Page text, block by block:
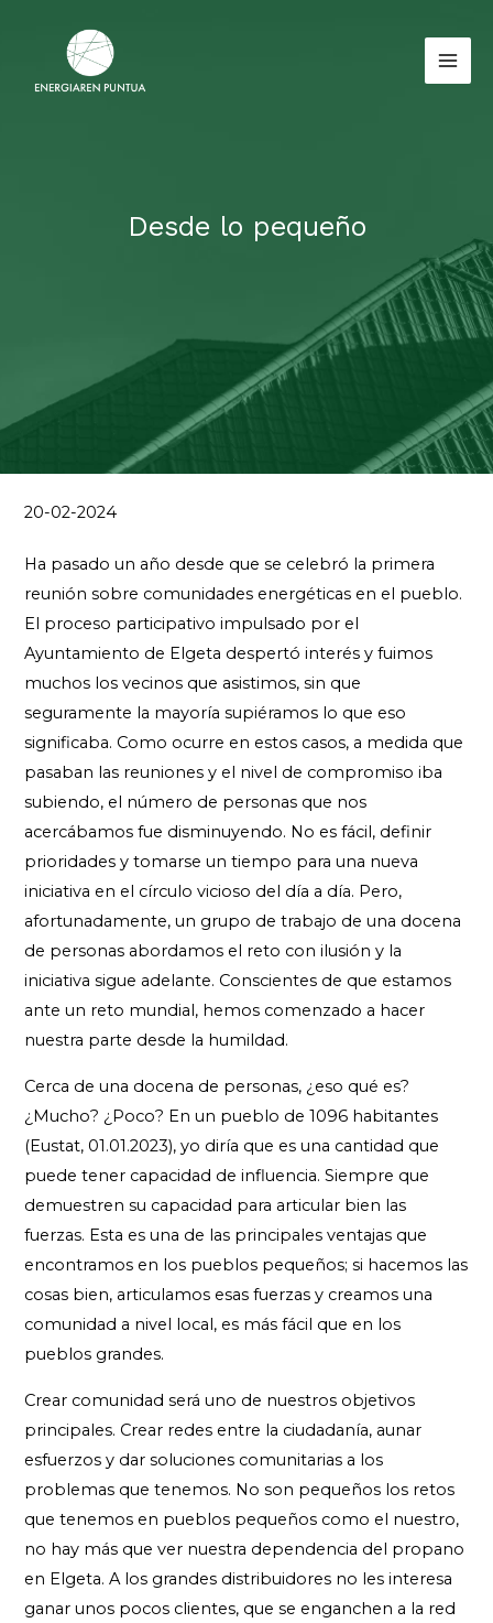
contenido
Desde lo pequeño
20-02-2024
Ha pasado un año desde que se celebró la primera
reunión sobre comunidades energéticas en el pueblo.
El proceso participativo impulsado por el
Ayuntamiento de Elgeta despertó interés y fuimos
muchos los vecinos que asistimos, sin que
seguramente la mayoría supiéramos lo que eso
significaba. Como ocurre en estos casos, a medida que
pasaban las reuniones y el nivel de compromiso iba
subiendo, el número de personas que nos
acercábamos fue disminuyendo. No es fácil, definir
prioridades y tomarse un tiempo para una nueva
iniciativa en el círculo vicioso del día a día. Pero,
afortunadamente, un grupo de trabajo de una docena
de personas abordamos el reto con ilusión y la
iniciativa sigue adelante. Conscientes de que estamos
ante un reto mundial, hemos comenzado a hacer
nuestra parte desde la humildad.
Cerca de una docena de personas, ¿eso qué es?
¿Mucho? ¿Poco? En un pueblo de 1096 habitantes
(Eustat, 01.01.2023), yo diría que es una cantidad que
puede tener capacidad de influencia. Siempre que
demuestren su capacidad para articular bien las
fuerzas. Esta es una de las principales ventajas que
encontramos en los pueblos pequeños; si hacemos las
cosas bien, articulamos esas fuerzas y creamos una
comunidad a nivel local, es más fácil que en los
pueblos grandes.
Crear comunidad será uno de nuestros objetivos
principales. Crear redes entre la ciudadanía, aunar
esfuerzos y dar soluciones comunitarias a los
problemas que tenemos. No son pequeños los retos
que tenemos en pueblos pequeños como el nuestro,
no hay más que ver nuestra dependencia del propano
en Elgeta. A los grandes distribuidores no les interesa
ganar unos pocos clientes, que se enganchen a la red